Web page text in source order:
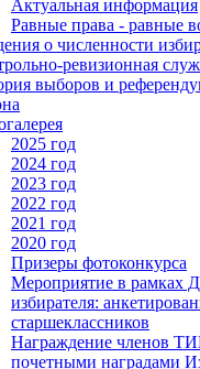
Актуальная информация
Равные права - равные
о численности
ревизионная
выборов и
2025 год
2024 год
2023 год
2022 год
2021 год
2020 год
Призеры фотоконкурса
Мероприятие в рамках
избирателя:
старшеклассников
Награждение членов
почетными наградами